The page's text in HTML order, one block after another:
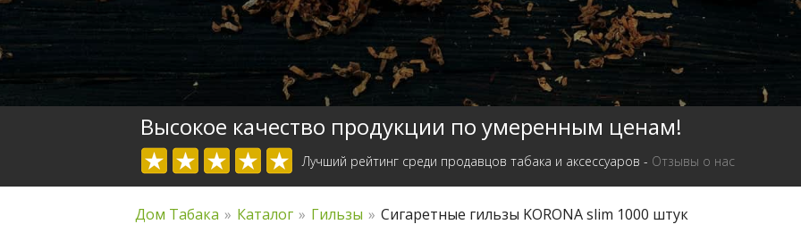
Высокое качество продукции по умеренным ценам!
Лучший рейтинг среди продавцов табака и аксессуаров - Отзывы о нас
Дом Табака » Каталог » Гильзы » Сигаретные гильзы KORONA slim 1000 штук